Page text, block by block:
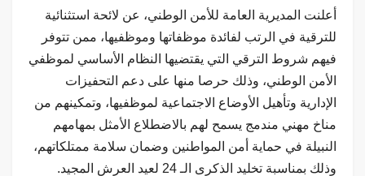
أعلنت المديرية العامة للأمن الوطني، عن لائحة استثنائية
للترقية في الرتب لفائدة موظفاتها وموظفيها، ممن تتوفر
فيهم شروط الترقي التي يقتضيها النظام الأساسي لموظفي
الأمن الوطني، وذلك حرصا منها على دعم التحفيزات
الإدارية وتأهيل الأوضاع الاجتماعية لموظفيها، وتمكينهم من
مناخ مهني مندمج يسمح لهم بالاضطلاع الأمثل بمهامهم
النبيلة في حماية أمن المواطنين وضمان سلامة ممتلكاتهم،
وذلك بمناسبة تخليد الذكرى الـ 24 لعيد العرش المجيد.